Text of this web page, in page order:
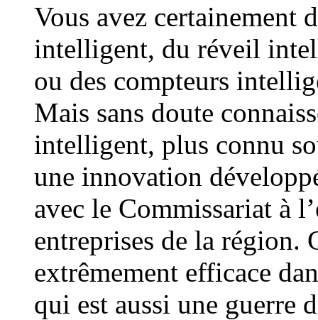
Vous avez certainement
intelligent, du réveil
ou des compteurs
Mais sans doute
intelligent, plus connu
une innovation
avec le Commissariat à
entreprises de la région.
extrêmement efficace
qui est aussi une guerre